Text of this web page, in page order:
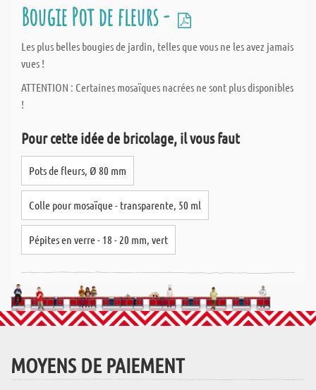
Bougie Pot de fleurs -
Les plus belles bougies de jardin, telles que vous ne les avez jamais
vues !
ATTENTION : Certaines mosaïques nacrées ne sont plus disponibles
!
Pour cette idée de bricolage, il vous faut
Pots de fleurs, Ø 80 mm
Colle pour mosaïque - transparente, 50 ml
Pépites en verre - 18 - 20 mm, vert
MOYENS DE PAIEMENT